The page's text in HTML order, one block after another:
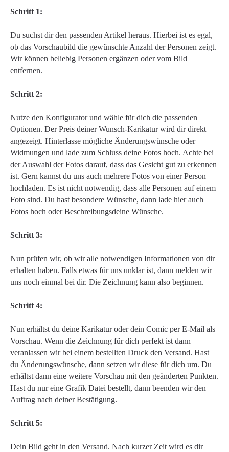
Schritt 1:
Du suchst dir den passenden Artikel heraus. Hierbei ist es egal,
ob das Vorschaubild die gewünschte Anzahl der Personen zeigt.
Wir können beliebig Personen ergänzen oder vom Bild
entfernen.
Schritt 2:
Nutze den Konfigurator und wähle für dich die passenden
Optionen. Der Preis deiner Wunsch-Karikatur wird dir direkt
angezeigt. Hinterlasse mögliche Änderungswünsche oder
Widmungen und lade zum Schluss deine Fotos hoch. Achte bei
der Auswahl der Fotos darauf, dass das Gesicht gut zu erkennen
ist. Gern kannst du uns auch mehrere Fotos von einer Person
hochladen. Es ist nicht notwendig, dass alle Personen auf einem
Foto sind. Du hast besondere Wünsche, dann lade hier auch
Fotos hoch oder Beschreibungsdeine Wünsche.
Schritt 3:
Nun prüfen wir, ob wir alle notwendigen Informationen von dir
erhalten haben. Falls etwas für uns unklar ist, dann melden wir
uns noch einmal bei dir. Die Zeichnung kann also beginnen.
Schritt 4:
Nun erhältst du deine Karikatur oder dein Comic per E-Mail als
Vorschau. Wenn die Zeichnung für dich perfekt ist dann
veranlassen wir bei einem bestellten Druck den Versand. Hast
du Änderungswünsche, dann setzen wir diese für dich um. Du
erhältst dann eine weitere Vorschau mit den geänderten Punkten.
Hast du nur eine Grafik Datei bestellt, dann beenden wir den
Auftrag nach deiner Bestätigung.
Schritt 5:
Dein Bild geht in den Versand. Nach kurzer Zeit wird es dir